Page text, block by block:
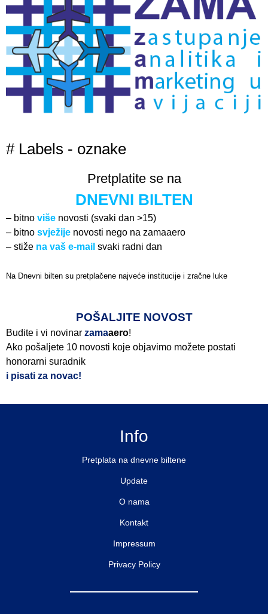
# Labels - oznake
Pretplatite se na
DNEVNI BILTEN
– bitno više novosti (svaki dan >15)
– bitno svježije novosti nego na zamaaero
– stiže na vaš e-mail svaki radni dan
Na Dnevni bilten su pretplačene najveće institucije i zračne luke
POŠALJITE NOVOST
Budite i vi novinar zamaaero!
Ako pošaljete 10 novosti koje objavimo možete postati
honorarni suradnik
i pisati za novac!
Info
Pretplata na dnevne biltene
Update
O nama
Kontakt
Impressum
Privacy Policy